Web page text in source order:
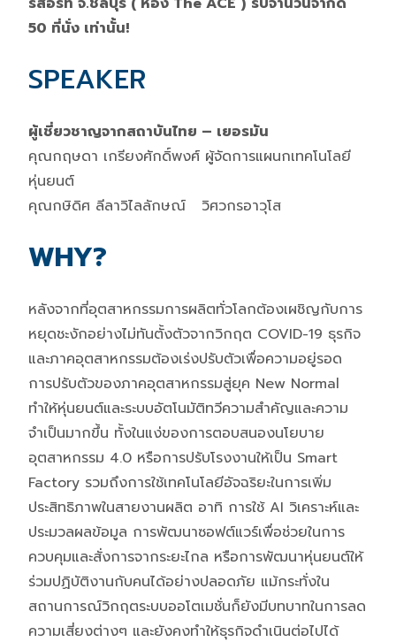
50 ที่นั่ง เท่านั้น!
SPEAKER
ผู้เชี่ยวชาญจากสถาบันไทย – เยอรมัน
คุณกฤษดา เกรียงศักดิ์พงศ์ ผู้จัดการแผนกเทคโนโลยี
หุ่นยนต์
คุณกษิดิศ ลีลาวิไลลักษณ์ วิศวกรอาวุโส
WHY?
หลังจากที่อุตสาหกรรมการผลิตทั่วโลกต้องเผชิญกับการ
หยุดชะงักอย่างไม่ทันตั้งตัวจากวิกฤต COVID-19 ธุรกิจ
และภาคอุตสาหกรรมต้องเร่งปรับตัวเพื่อความอยู่รอด
การปรับตัวของภาคอุตสาหกรรมสู่ยุค New Normal
ทำให้หุ่นยนต์และระบบอัตโนมัติทวีความสำคัญและความ
จำเป็นมากขึ้น ทั้งในแง่ของการตอบสนองนโยบาย
อุตสาหกรรม 4.0 หรือการปรับโรงงานให้เป็น Smart
Factory รวมถึงการใช้เทคโนโลยีอัจฉริยะในการเพิ่ม
ประสิทธิภาพในสายงานผลิต อาทิ การใช้ AI วิเคราะห์และ
ประมวลผลข้อมูล การพัฒนาซอฟต์แวร์เพื่อช่วยในการ
ควบคุมและสั่งการจากระยะไกล หรือการพัฒนาหุ่นยนต์ให้
ร่วมปฏิบัติงานกับคนได้อย่างปลอดภัย แม้กระทั่งใน
สถานการณ์วิกฤตระบบออโตเมชั่นก็ยังมีบทบาทในการลด
ความเสี่ยงต่างๆ และยังคงทำให้ธุรกิจดำเนินต่อไปได้